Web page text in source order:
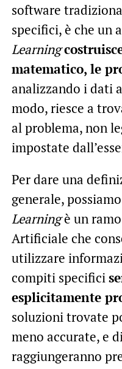
software
specifici, è che un
Learning
matematico, le
analizzando i dati
modo, riesce a
al problema, non
impostate
Per dare una
generale,
Learningè un
Artificiale che
utilizzare
compiti specifici
esplicitamente
soluzioni trovate
meno accurate, e
raggiungeranno